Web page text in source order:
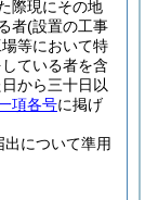
際現にその地
者(設置の工事
等において特
ている者を含
から三十日以
項各号に掲げ
について準用